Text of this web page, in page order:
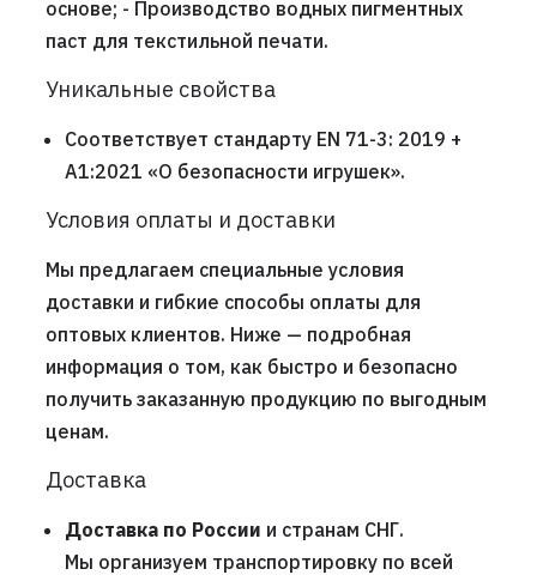
основе; - Производство водных пигментных
паст для текстильной печати.
Уникальные свойства
Соответствует стандарту EN 71-3: 2019 +
A1:2021 «О безопасности игрушек».
Условия оплаты и доставки
Мы предлагаем специальные условия
доставки и гибкие способы оплаты для
оптовых клиентов. Ниже — подробная
информация о том, как быстро и безопасно
получить заказанную продукцию по выгодным
ценам.
Доставка
Доставка по России и странам СНГ.
Мы организуем транспортировку по всей